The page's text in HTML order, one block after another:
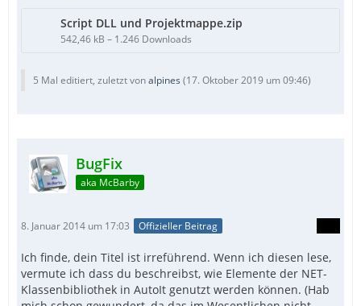
Script DLL und Projektmappe.zip
542,46 kB – 1.246 Downloads
5 Mal editiert, zuletzt vonalpines (17. Oktober 2019 um 09:46)
BugFix
aka McBarby
8. Januar 2014 um 17:03 Offizieller Beitrag
Ich finde, dein Titel ist irreführend. Wenn ich diesen lese,
vermute ich dass du beschreibst, wie Elemente der NET-
Klassenbibliothek in AutoIt genutzt werden können. (Hab